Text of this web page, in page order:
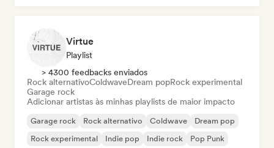
Virtue
Playlist
> 4300 feedbacks enviados
Rock alternativoColdwaveDream popRock experimental
Garage rock
Adicionar artistas às minhas playlists de maior impacto
Garage rock Rock alternativo Coldwave
Dream pop
Rock experimental
Indie pop Indie rock Pop Punk